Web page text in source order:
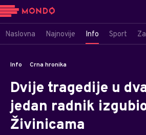
Naslovna Najnovije Info Sport
Info Crna hronika
Dvije tragedije u
jedan radnik
Živinicama